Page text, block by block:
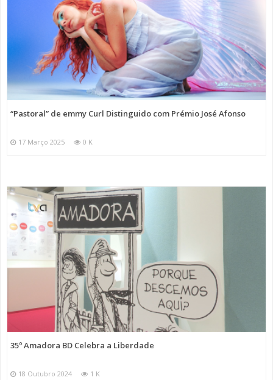
“Pastoral” de emmy Curl Distinguido com Prémio José Afonso
17 Março 2025 0 K
35º Amadora BD Celebra a Liberdade
18 Outubro 2024 1 K